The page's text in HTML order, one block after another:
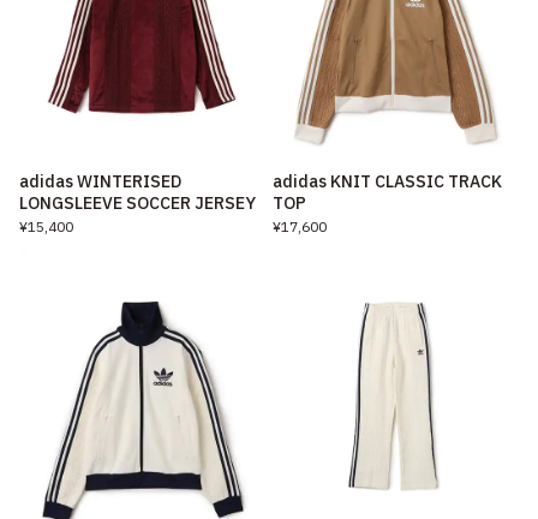
adidas WINTERISED
LONGSLEEVE SOCCER JERSEY
¥15,400
adidas KNIT CLASSIC TRACK
TOP
¥17,600